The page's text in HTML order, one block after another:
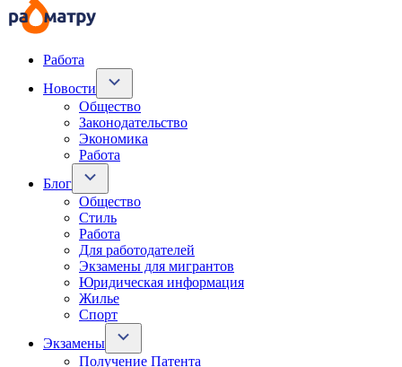
Работа
Новости
Общество
Законодательство
Экономика
Работа
Блог
Общество
Стиль
Работа
Для работодателей
Экзамены для мигрантов
Юридическая информация
Жилье
Спорт
Экзамены
Получение Патента